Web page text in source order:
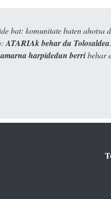
bat: komunitate baten ahotsa
ATARIAk behar du Tolosaldea
harpidedun berribehar